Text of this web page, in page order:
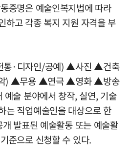
증명은 예술인복지법에 따라
하고 각종 복지 지원 자격을 부
·디자인/공예) ▲사진 ▲건축
) ▲무용 ▲연극 ▲영화 ▲방송
술 분야에서 창작, 실연, 기술
는 직업예술인을 대상으로 한
발표된 예술활동 또는 예술활
준으로 신청할 수 있다.